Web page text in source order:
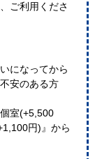
ご利用くださ
になってから
安のある方
室(+5,500
円)』から